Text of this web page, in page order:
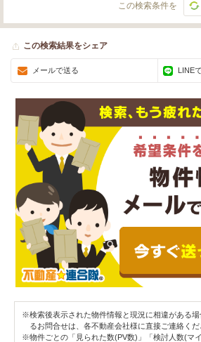
この検索条件を
この検索結果をシェア
メールで送る LINE
※検索後表示された物件情報と現況に相違がある
るお問合せは、各不動産会社様に直接ご連絡くだ
※物件ごとの「見られた数(PV数)」「検討人数(マ